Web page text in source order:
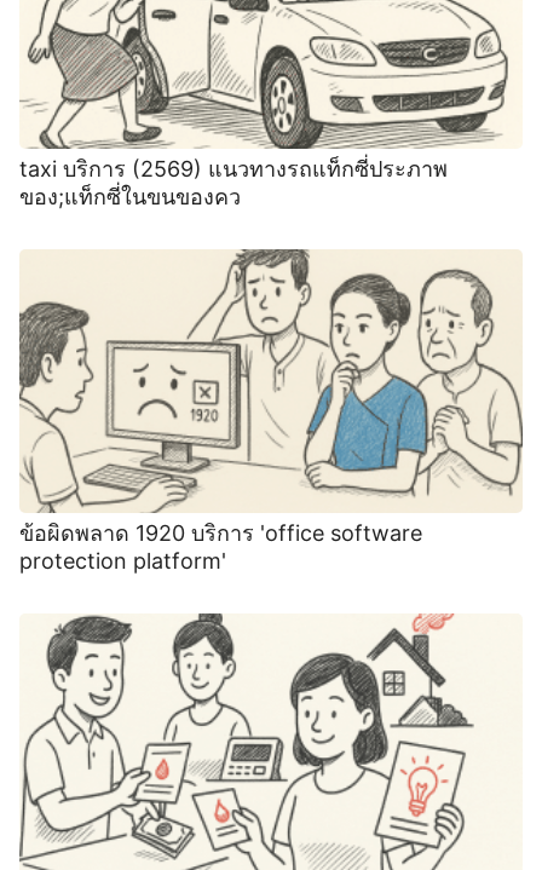
taxi บริการ (2569) แนวทางรถแท็กซี่ประภาพ
ของ;แท็กซี่ในขนของคว
ข้อผิดพลาด 1920 บริการ 'office software
protection platform'